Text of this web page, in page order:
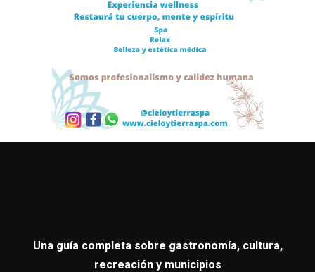
Una guía completa sobre gastronomía, cultura,
recreación y municipios